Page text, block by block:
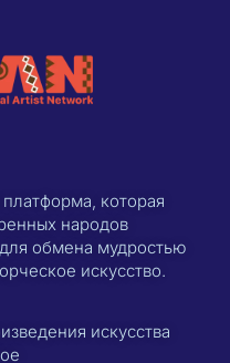
которая
народов
обмена мудростью
искусство.
искусства